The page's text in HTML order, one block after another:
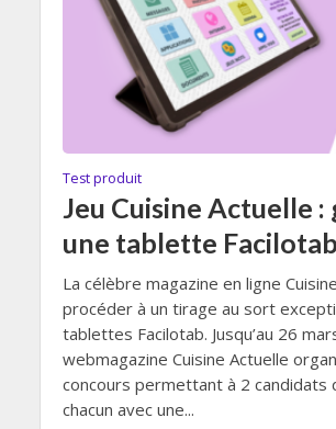
Test produit
Jeu Cuisine Actuelle :
une tablette Facilotab
La célèbre magazine en ligne
procéder à un tirage au sort
tablettes Facilotab. Jusqu’au 26
webmagazine Cuisine Actuelle
concours permettant à 2 candidats
chacun avec une...